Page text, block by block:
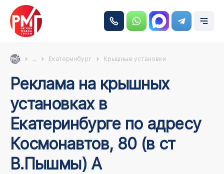
... Екатеринбург Крышные установки
Реклама на крышных
установках в
Екатеринбурге по адресу
Космонавтов, 80 (в ст
В.Пышмы) А